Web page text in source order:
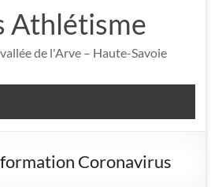
Athlétisme
de l'Arve – Haute-Savoie
Coronavirus